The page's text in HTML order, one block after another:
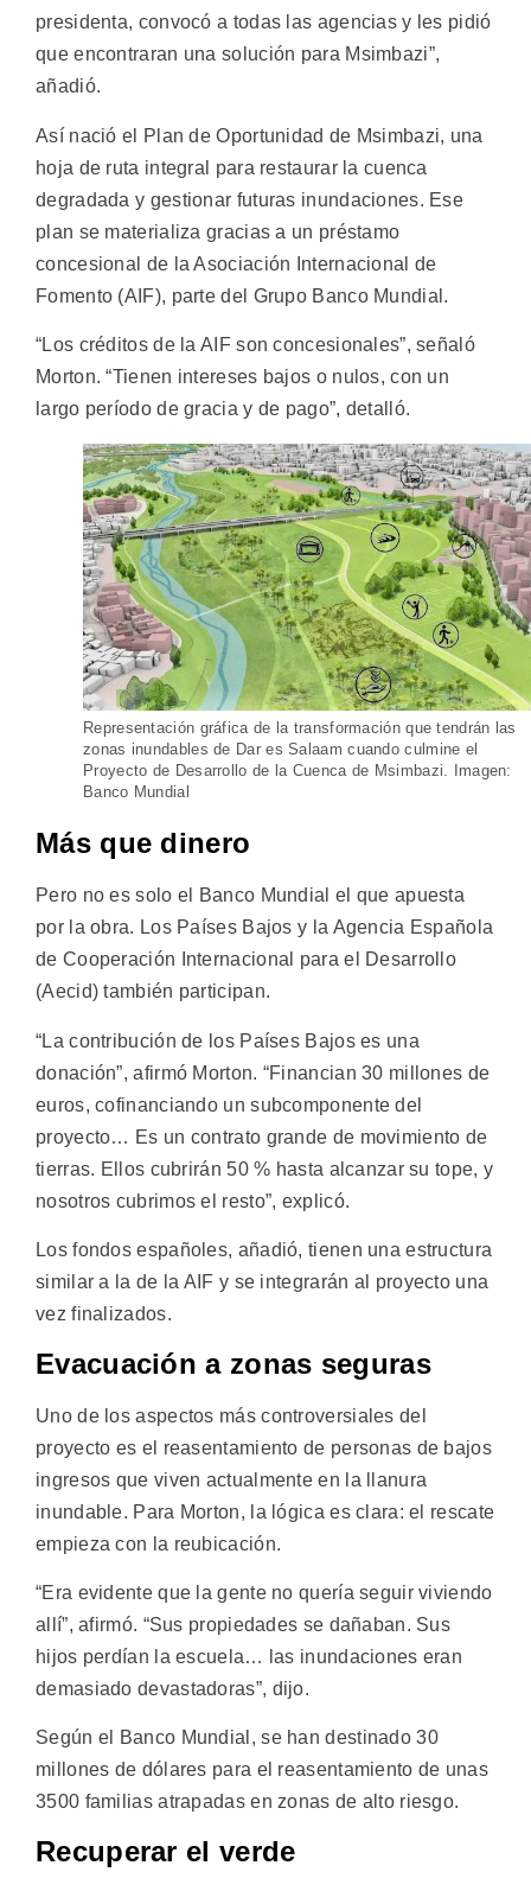
presidenta, convocó a todas las agencias y les pidió
que encontraran una solución para Msimbazi”,
añadió.
Así nació el Plan de Oportunidad de Msimbazi, una
hoja de ruta integral para restaurar la cuenca
degradada y gestionar futuras inundaciones. Ese
plan se materializa gracias a un préstamo
concesional de la Asociación Internacional de
Fomento (AIF), parte del Grupo Banco Mundial.
“Los créditos de la AIF son concesionales”, señaló
Morton. “Tienen intereses bajos o nulos, con un
largo período de gracia y de pago”, detalló.
Representación gráfica de la transformación que tendrán las
zonas inundables de Dar es Salaam cuando culmine el
Proyecto de Desarrollo de la Cuenca de Msimbazi. Imagen:
Banco Mundial
Más que dinero
Pero no es solo el Banco Mundial el que apuesta
por la obra. Los Países Bajos y la Agencia Española
de Cooperación Internacional para el Desarrollo
(Aecid) también participan.
“La contribución de los Países Bajos es una
donación”, afirmó Morton. “Financian 30 millones de
euros, cofinanciando un subcomponente del
proyecto… Es un contrato grande de movimiento de
tierras. Ellos cubrirán 50 % hasta alcanzar su tope, y
nosotros cubrimos el resto”, explicó.
Los fondos españoles, añadió, tienen una estructura
similar a la de la AIF y se integrarán al proyecto una
vez finalizados.
Evacuación a zonas seguras
Uno de los aspectos más controversiales del
proyecto es el reasentamiento de personas de bajos
ingresos que viven actualmente en la llanura
inundable. Para Morton, la lógica es clara: el rescate
empieza con la reubicación.
“Era evidente que la gente no quería seguir viviendo
allí”, afirmó. “Sus propiedades se dañaban. Sus
hijos perdían la escuela… las inundaciones eran
demasiado devastadoras”, dijo.
Según el Banco Mundial, se han destinado 30
millones de dólares para el reasentamiento de unas
3500 familias atrapadas en zonas de alto riesgo.
Recuperar el verde